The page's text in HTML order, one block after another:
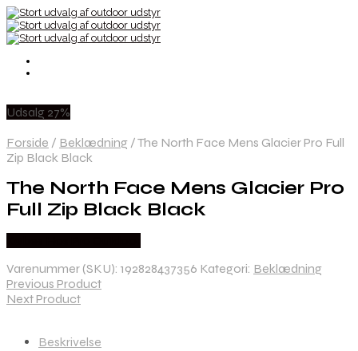
Udsalg 27%
Forside / Beklædning /The North Face Mens Glacier Pro Full
Zip Black Black
The North Face Mens Glacier Pro
Full Zip Black Black
Varenummer (SKU): 192828437356 Kategori: Beklædning
Previous Product
Next Product
Beskrivelse